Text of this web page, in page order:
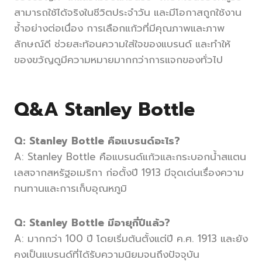
สามารถใช้ได้จริงในชีวิตประจำวัน และมีโอกาสถูกใช้งาน
ซ้ำอย่างต่อเนื่อง การเลือกแก้วที่มีคุณภาพและภาพ
ลักษณ์ดี ช่วยสะท้อนความใส่ใจของแบรนด์ และทำให้
ของขวัญดูมีความหมายมากกว่าการแจกของทั่วไป
Q&A Stanley Bottle
Q: Stanley Bottle คือแบรนด์อะไร?
A: Stanley Bottle คือแบรนด์แก้วและกระบอกน้ำสแตน
เลสจากสหรัฐอเมริกา ก่อตั้งปี 1913 มีจุดเด่นเรื่องความ
ทนทานและการเก็บอุณหภูมิ
Q: Stanley Bottle มีอายุกี่ปีแล้ว?
A: มากกว่า 100 ปี โดยเริ่มต้นตั้งแต่ปี ค.ศ. 1913 และยัง
คงเป็นแบรนด์ที่ได้รับความนิยมจนถึงปัจจุบัน